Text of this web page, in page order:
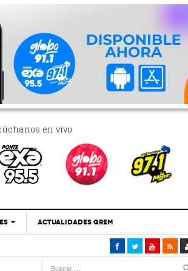
en vivo
‘Se Vale Soñar Con Una Contraloría
ACTUALIDADES GREM